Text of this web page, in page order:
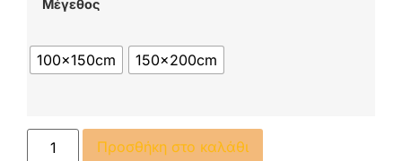
Μέγεθος
100x150cm 150x200cm
Προσθήκη στο καλάθι